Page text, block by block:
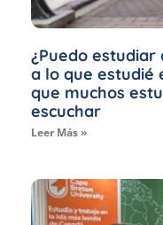
¿Puedo
a lo que estudié
que muchos
escuchar
Leer Más »